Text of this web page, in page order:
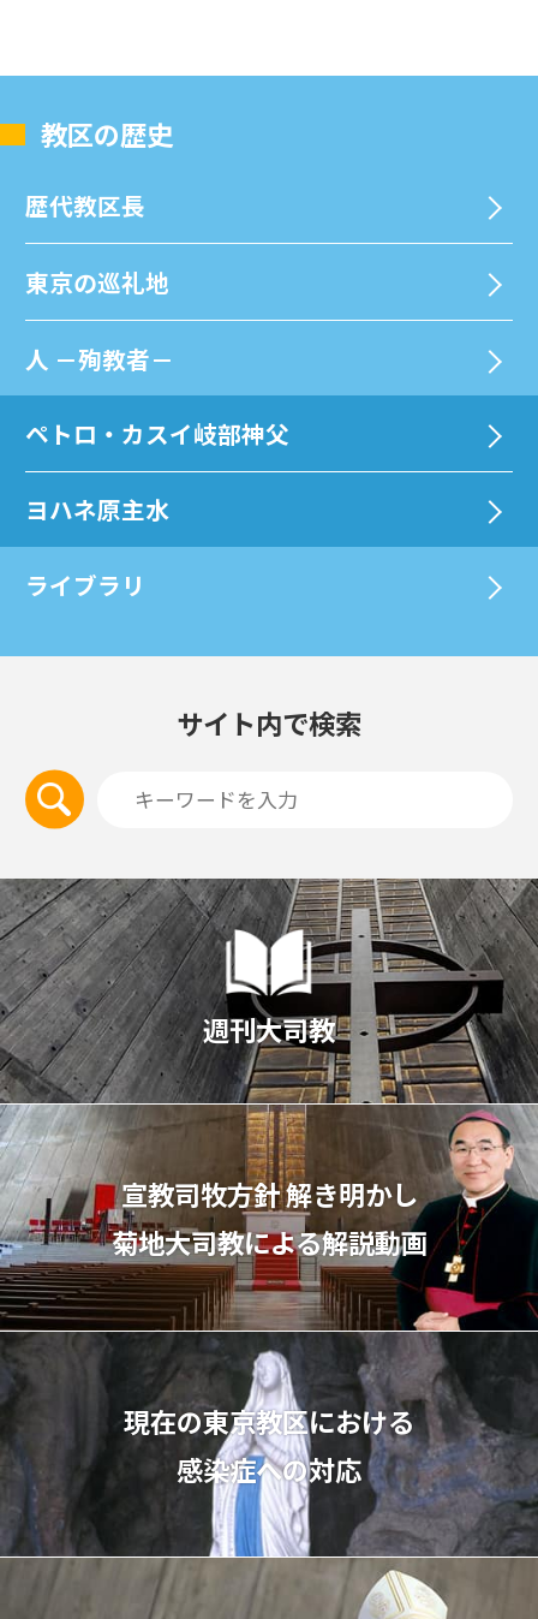
教区の歴史
歴代教区⻑
東京の巡礼地
⼈ －殉教者－
ペトロ・カスイ岐部神父
ヨハネ原主水
ライブラリ
サイト内で検索
週刊大司教
宣教司牧⽅針 解き明かし
菊地⼤司教による解説動画
現在の東京教区における
感染症への対応